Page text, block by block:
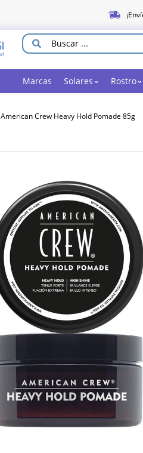
Marcas Solares Rostro
American Crew Heavy Hold Pomade 85g